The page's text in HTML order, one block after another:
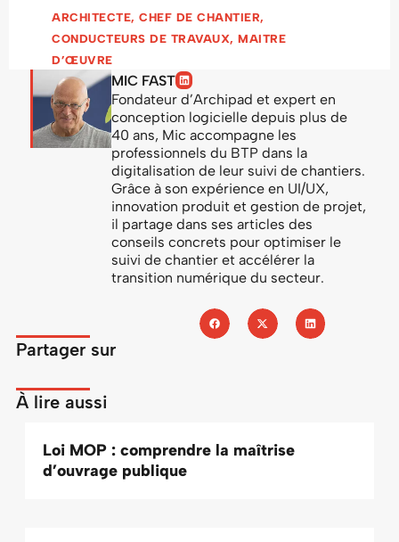
ARCHITECTE, CHEF DE CHANTIER,
CONDUCTEURS DE TRAVAUX, MAITRE
D’ŒUVRE
MIC FAST
Fondateur d’Archipad et expert en
conception logicielle depuis plus de
40 ans, Mic accompagne les
professionnels du BTP dans la
digitalisation de leur suivi de chantiers.
Grâce à son expérience en UI/UX,
innovation produit et gestion de projet,
il partage dans ses articles des
conseils concrets pour optimiser le
suivi de chantier et accélérer la
transition numérique du secteur.
Partager sur
À lire aussi
Loi MOP : comprendre la maîtrise
d’ouvrage publique